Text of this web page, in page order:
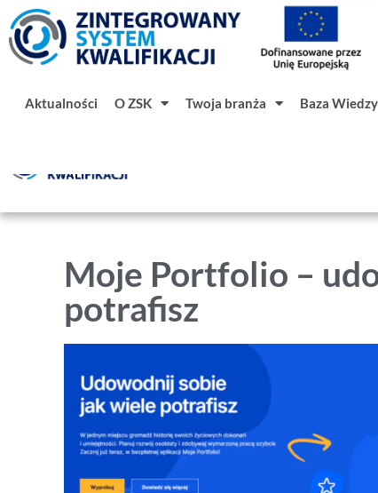
Aktualności O ZSK Twoja branża Baza Wiedzy
Moje Portfolio –
potrafisz